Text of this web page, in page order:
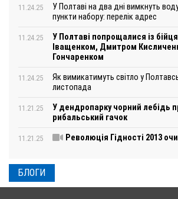
11.24.25
У Полтаві на два дні вимкнуть
пункти набору: перелік адрес
11.24.25
У Полтаві попрощалися із
Іващенком, Дмитром
Гончаренком
11.24.25
Як вимикатимуть світло у
листопада
11.21.25
У дендропарку чорний лебідь
рибальський гачок
11.21.25 Революція Гідності 2013
БЛОГИ